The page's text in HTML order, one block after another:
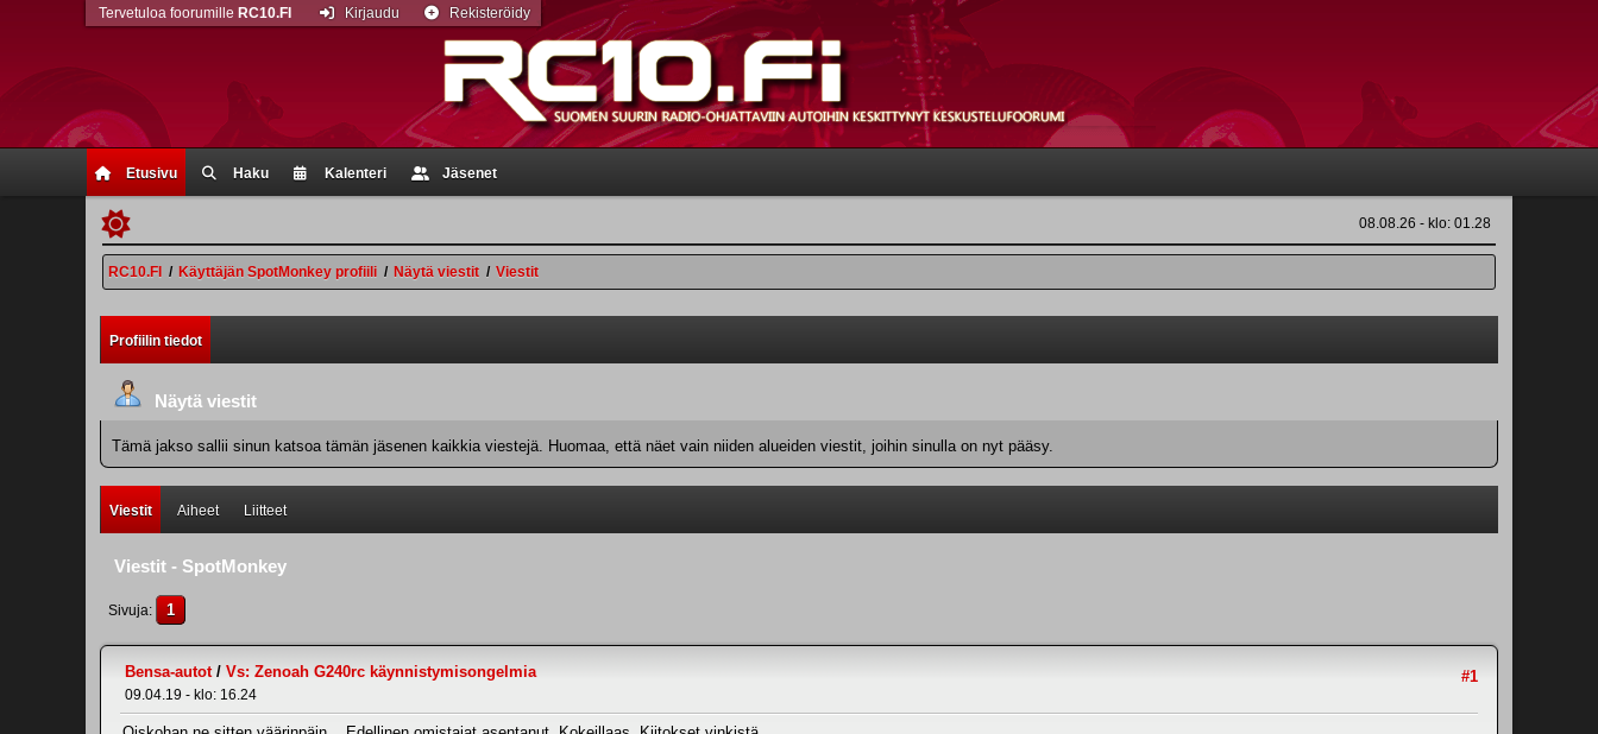
Etusivu Haku Kalenteri Jäsenet
Tervetuloa foorumille RC10.FI Kirjaudu Rekisteröidy
08.08.26 - klo: 01.28
RC10.FI / Käyttäjän SpotMonkey profiili / Näytä viestit / Viestit
Profiilin tiedot
Näytä viestit
Tämä jakso sallii sinun katsoa tämän jäsenen kaikkia viestejä. Huomaa, että näet vain niiden alueiden viestit, joihin sinulla on nyt pääsy.
Viestit Aiheet Liitteet
Viestit - SpotMonkey
Sivuja 1
#1
Bensa-autot/ Vs: Zenoah G240rc käynnistymisongelmia
09.04.19 - klo: 16.24